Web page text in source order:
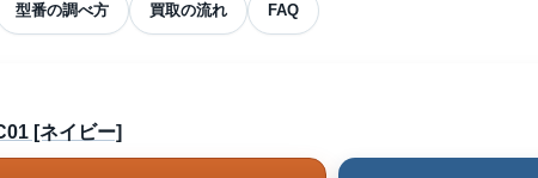
型番の調べ方 買取の流れ FAQ
[ネイビー]